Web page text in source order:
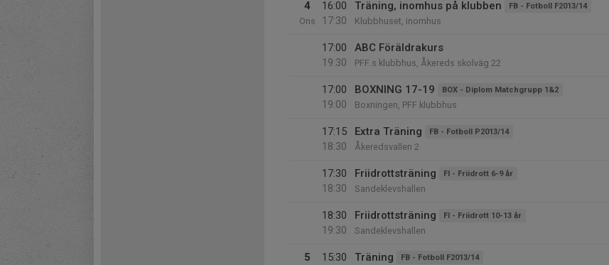
4
Ons
16:00
17:30
Träning, inomhus på klubben FB - Fotboll F2013/14
Klubbhuset, inomhus
17:00
19:30
ABC Föräldrakurs
PFF.s klubbhus, Åkereds skolväg 22
17:00
19:00
BOXNING 17-19 BOX - Diplom Matchgrupp 1&2
Boxningen, PFF klubbhus
17:15
18:30
Extra Träning FB - Fotboll P2013/14
Åkeredsvallen 2
17:30
18:30
Friidrottsträning FI - Friidrott 6-9 år
Sandeklevshallen
18:30
19:30
Friidrottsträning FI - Friidrott 10-13 år
Sandeklevshallen
5
15:30
Träning FB - Fotboll F2013/14